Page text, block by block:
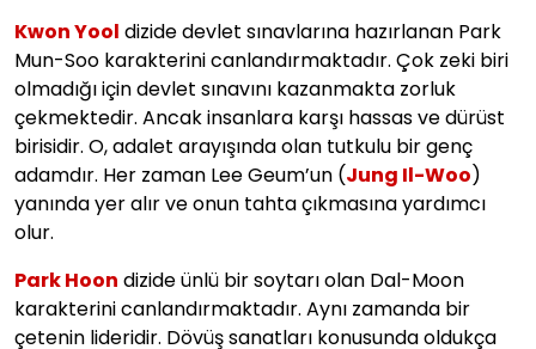
Kwon Yool dizide devlet sınavlarına hazırlanan Park
Mun-Soo karakterini canlandırmaktadır. Çok zeki biri
olmadığı için devlet sınavını kazanmakta zorluk
çekmektedir. Ancak insanlara karşı hassas ve dürüst
birisidir. O, adalet arayışında olan tutkulu bir genç
adamdır. Her zaman Lee Geum’un (Jung Il-Woo)
yanında yer alır ve onun tahta çıkmasına yardımcı
olur.
Park Hoon dizide ünlü bir soytarı olan Dal-Moon
karakterini canlandırmaktadır. Aynı zamanda bir
çetenin lideridir. Dövüş sanatları konusunda oldukça